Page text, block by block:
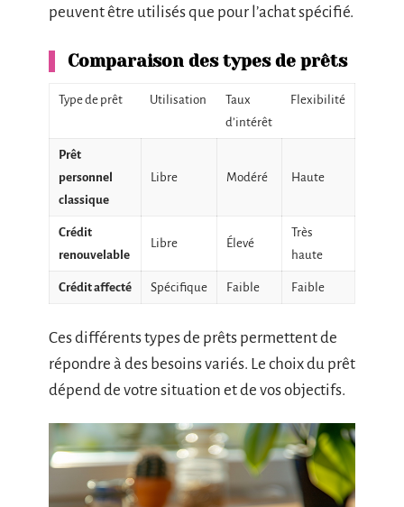
peuvent être utilisés que pour l’achat spécifié.
Comparaison des types de prêts
Type de prêt Utilisation
Taux
d’intérêt
Flexibilité
Prêt
personnel
classique
Libre Modéré Haute
Crédit
renouvelable
Libre Élevé
Très
haute
Crédit affecté Spécifique Faible Faible
Ces différents types de prêts permettent de
répondre à des besoins variés. Le choix du prêt
dépend de votre situation et de vos objectifs.